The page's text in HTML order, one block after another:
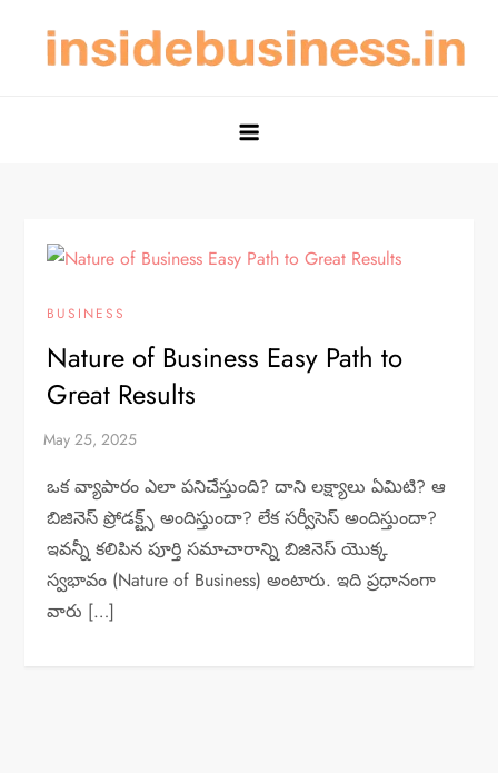
Investment – Insidebusiness.in
BUSINESS
Nature of Business Easy Path to
Great Results
ఒక వ్యాపారం ఎలా పనిచేస్తుంది? దాని లక్ష్యాలు ఏమిటి? ఆ
బిజినెస్ ప్రోడక్ట్స్ అందిస్తుందా? లేక సర్వీసెస్ అందిస్తుందా?
ఇవన్నీ కలిపిన పూర్తి సమాచారాన్ని బిజినెస్ యొక్క
స్వభావం (Nature of Business) అంటారు. ఇది ప్రధానంగా
వారు […]